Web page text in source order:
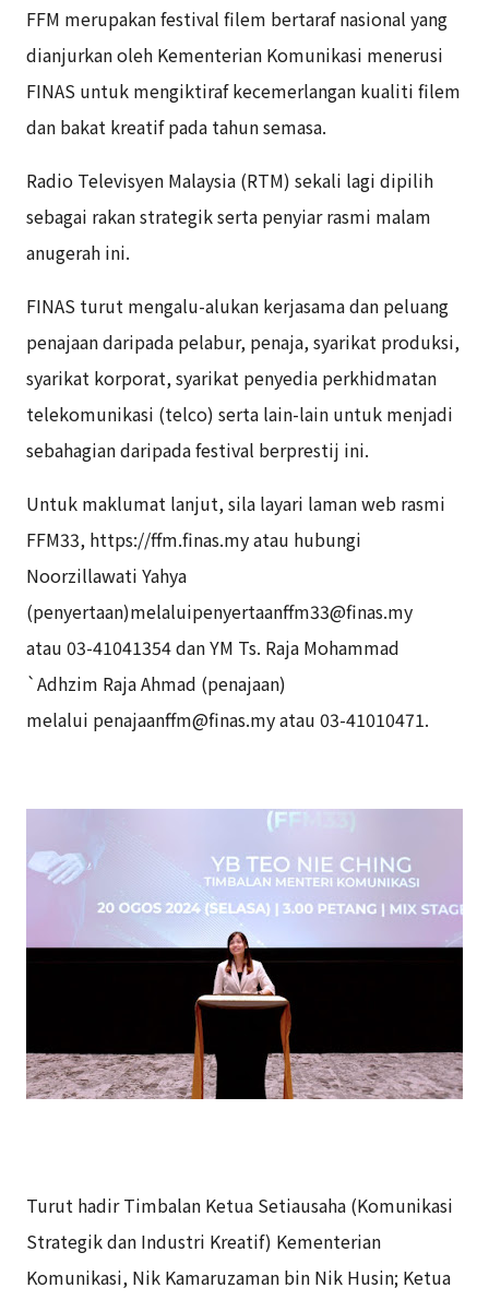
FFM merupakan festival filem bertaraf nasional yang
dianjurkan oleh Kementerian Komunikasi menerusi
FINAS untuk mengiktiraf kecemerlangan kualiti filem
dan bakat kreatif pada tahun semasa.
Radio Televisyen Malaysia (RTM) sekali lagi dipilih
sebagai rakan strategik serta penyiarrasmi malam
anugerah ini.
FINAS turut mengalu-alukan kerjasama dan peluang
penajaan daripada pelabur, penaja,syarikat produksi,
syarikat korporat, syarikat penyedia perkhidmatan
telekomunikasi (telco) serta lain-lain untuk menjadi
sebahagian daripada festival berprestij ini.
Untuk maklumat lanjut, sila layari laman web rasmi
FFM33, https://ffm.finas.my atau hubungi
Noorzillawati Yahya
(penyertaan)melaluipenyertaanffm33@finas.my
atau 03-41041354 dan YM Ts. Raja Mohammad
`Adhzim Raja Ahmad (penajaan)
melalui penajaanffm@finas.my atau 03-41010471.
Turut hadir Timbalan Ketua Setiausaha (Komunikasi
Strategik dan Industri Kreatif) Kementerian
Komunikasi, Nik Kamaruzaman bin Nik Husin; Ketua